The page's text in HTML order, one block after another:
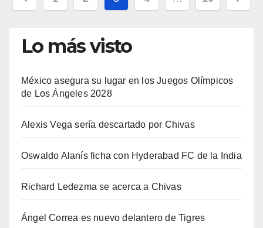
entradas
Lo más visto
México asegura su lugar en los Juegos Olímpicos
de Los Ángeles 2028
Alexis Vega sería descartado por Chivas
Oswaldo Alanís ficha con Hyderabad FC de la India
Richard Ledezma se acerca a Chivas
Ángel Correa es nuevo delantero de Tigres